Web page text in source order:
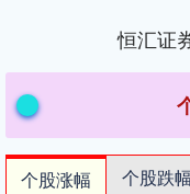
恒汇证
个股涨幅 个股跌幅